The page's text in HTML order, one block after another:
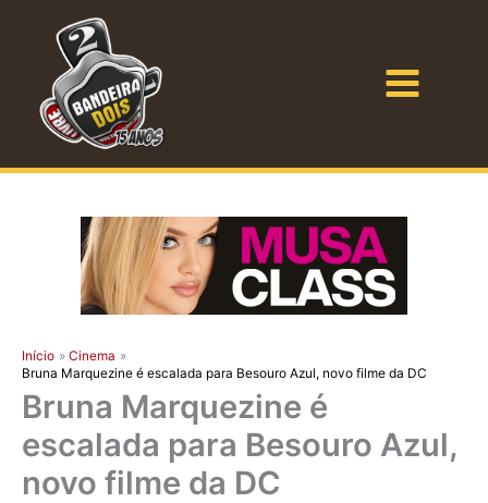
conteúdo
Início
Cinema
Bruna Marquezine é escalada para Besouro Azul, novo filme da DC
Bruna Marquezine é
escalada para Besouro Azul,
novo filme da DC